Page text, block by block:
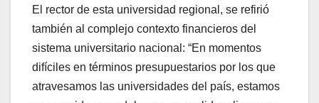
El rector de esta universidad regional, se refirió
también al complejo contexto financieros del
sistema universitario nacional: “En momentos
difíciles en términos presupuestarios por los que
atravesamos las universidades del país, estamos